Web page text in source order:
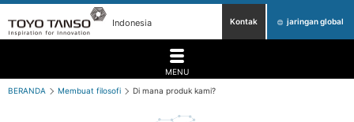
Indonesia Kontak jaringan global
MENU
BERANDA
Membuat filosofi Di mana produk kami?